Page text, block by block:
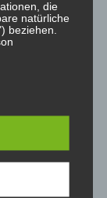
Termin
die
natürliche
beziehen.
Online-
dieser
kann.